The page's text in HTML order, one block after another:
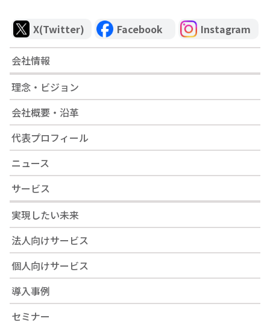
X(Twitter) Facebook Instagram
会社情報
理念・ビジョン
会社概要・沿革
代表プロフィール
ニュース
サービス
実現したい未来
法人向けサービス
個人向けサービス
導入事例
セミナー